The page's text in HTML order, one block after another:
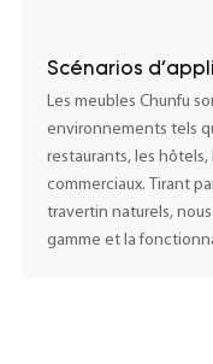
Scénarios
Les meubles Chunfu
environnements tels
restaurants, les
commerciaux. Tirant
travertin naturels,
gamme et la